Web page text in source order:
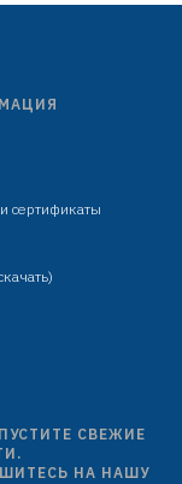
сертификаты
СВЕЖИЕ
НА НАШУ